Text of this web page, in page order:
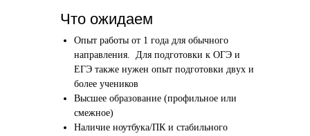
Что ожидаем
Опыт работы от 1 года для обычного
направления. Для подготовки к ОГЭ и
ЕГЭ также нужен опыт подготовки двух и
более учеников
Высшее образование (профильное или
смежное)
Наличие ноутбука/ПК и стабильного
Начать преподавать